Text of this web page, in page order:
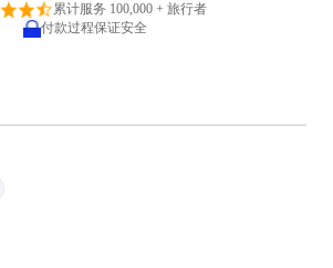
累计服务 100,000 + 旅行者
付款过程保证安全